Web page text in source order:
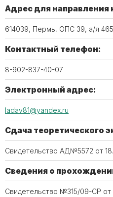
Адрес для направления
614039, Пермь, ОПС 39, а/я
Контактный телефон:
8-902-837-40-07
Электронный адрес:
ladav81@yandex.ru
Сдача теоретического
Свидетельство АД№5572 от
Сведения о
Свидетельство №315/09-СР от